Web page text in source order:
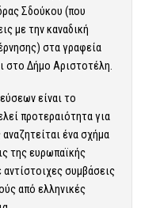
Σδούκου (που
με την καναδική
στα γραφεία
στο Δήμο Αριστοτέλη.
είναι το
προτεραιότητα για
ένα σχήμα
της ευρωπαϊκής
συμβάσεις
από ελληνικές